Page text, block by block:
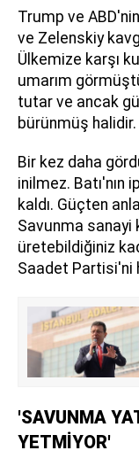
Trump ve
ve Zelenskiy
Ülkemize karşı
umarım
tutar ve ancak
bürünmüş halidir.
Bir kez daha
inilmez. Batı'nın
kaldı. Güçten
Savunma sanayi
üretebildiğiniz
Saadet Partisi'ni
'SAVUNMA
YETMİYOR'